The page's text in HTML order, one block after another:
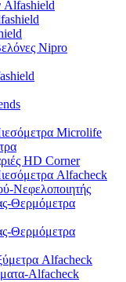
Alfashield
Nipro
Microlife
HD Corner
Alfacheck
Νεφελοποιητής
Θερμόμετρα
Θερμόμετρα
Alfacheck
Alfacheck